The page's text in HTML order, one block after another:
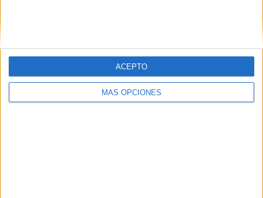
MÁS OPCIONES
ACEPTO
PINTEREST